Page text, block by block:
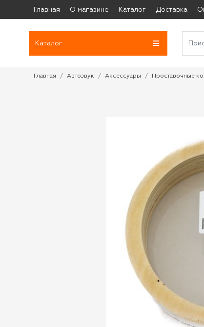
Главная О магазине Каталог Доставка
Каталог
Главная Автозвук Аксессуары Проставочные